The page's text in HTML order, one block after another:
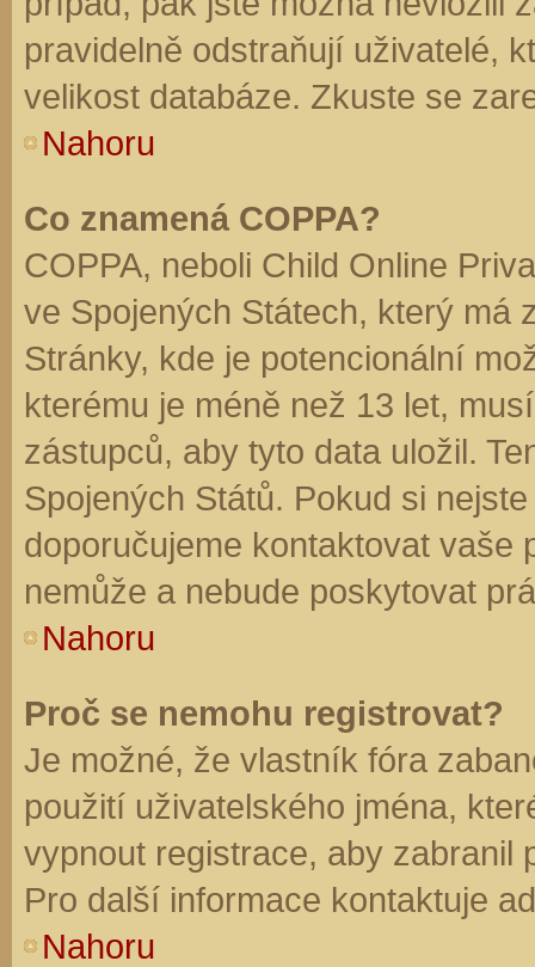
pravidelně odstraňují uživatelé,
velikost databáze. Zkuste se
Nahoru
Co znamená COPPA?
COPPA, neboli Child Online
ve Spojených Státech, který má
Stránky, kde je potencionální
kterému je méně než 13 let,
zástupců, aby tyto data uložil.
Spojených Států. Pokud si
doporučujeme kontaktovat vaše
nemůže a nebude poskytovat
Nahoru
Proč se nemohu registrovat?
Je možné, že vlastník fóra
použití uživatelského jména,
vypnout registrace, aby zabranil
Pro další informace kontaktuje
Nahoru